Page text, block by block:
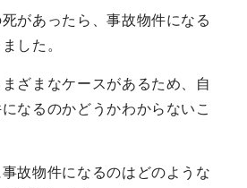
があったら、事故物件になる
した。
ざまなケースがあるため、自
なるのかどうかわからないこ
故物件になるのはどのような